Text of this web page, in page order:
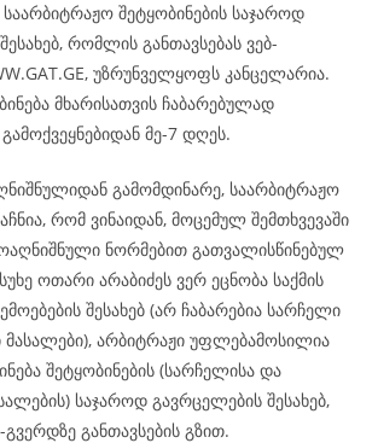
შეტყობინების საჯაროდ
რომლის განთავსებას ვებ-
უზრუნველყოფს კანცელარია.
მხარისათვის ჩაბარებულად
მე-7 დღეს.
გამომდინარე, საარბიტრაჟო
რომ ვინაიდან, მოცემულ შემთხვევაში
ნორმებით გათვალისწინებულ
ოთარი არაბიძეს ვერ ეცნობა საქმის
შესახებ (არ ჩაბარებია სარჩელი
არბიტრაჟი უფლებამოსილია
შეტყობინების (სარჩელისა და
საჯაროდ გავრცელების შესახებ,
გვერდზე განთავსების გზით.